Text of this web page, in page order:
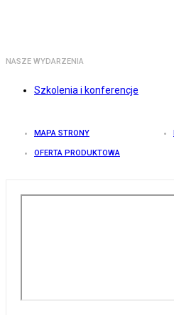
NASZE WYDARZENIA
Szkolenia i konferencje
MAPA STRONY
OFERTA PRODUKTOWA